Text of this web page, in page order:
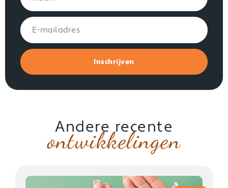
Inschrijven
Andere recente
ontwikkelingen